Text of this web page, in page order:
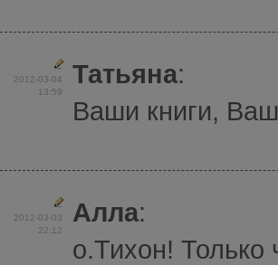
2012-03-04
13:59
Татьяна:
Ваши книги,
2012-03-03
22:12
Алла:
о.Тихон! Только